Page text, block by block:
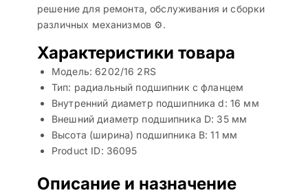
решение для ремонта, обслуживания и сборки
различных механизмов ⚙️.
Характеристики товара
Модель: 6202/16 2RS
Тип: радиальный подшипник с фланцем
Внутренний диаметр подшипника d: 16 мм
Внешний диаметр подшипника D: 35 мм
Высота (ширина) подшипника B: 11 мм
Product ID: 36095
Описание и назначение